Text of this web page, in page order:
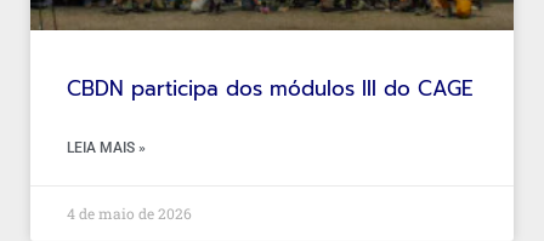
CBDN participa dos módulos III do CAGE
LEIA MAIS »
4 de maio de 2026